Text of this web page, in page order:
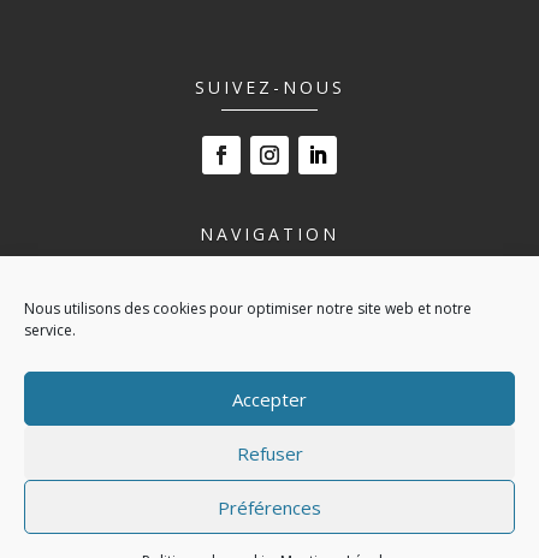
Nous utilisons des cookies pour optimiser notre site web et notre
service.
Accepter
Refuser
Préférences
SUIVEZ-NOUS
NAVIGATION
NOS FORMATIONS
ACTUALITÉS
POLITIQUE DE COOKIES (UE)
© 2024LP BLAVET|MENTIONS LÉGALES